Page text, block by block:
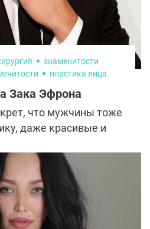
знаменитости
пластика лица
Зака Эфрона
что мужчины тоже
даже красивые и
Так произошло и с
решил довести до
свое лицо, а вместо
шквал критики.